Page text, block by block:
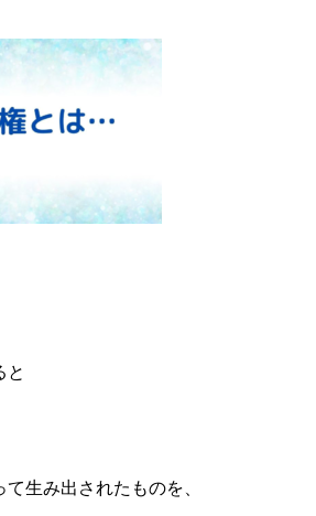
と
て生み出されたものを、